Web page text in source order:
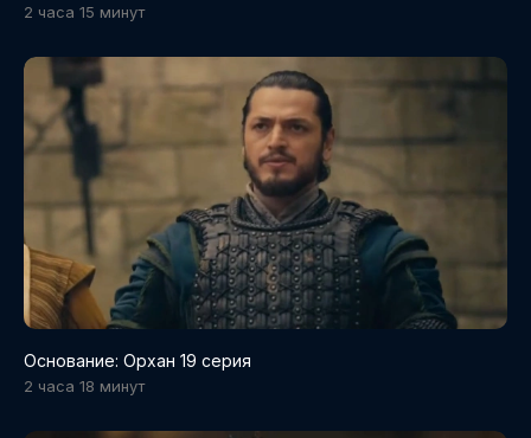
2 часа 15 минут
Основание: Орхан 19 серия
2 часа 18 минут